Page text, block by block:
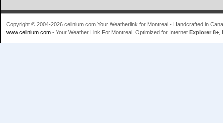
Copyright © 2004-2026 celinium.com Your Weatherlink for Montreal - Handcrafted in
www.celinium.com- Your Weather Link For Montreal. Optimized for Internet Explorer 8+,